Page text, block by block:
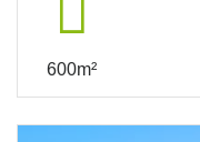
600m²